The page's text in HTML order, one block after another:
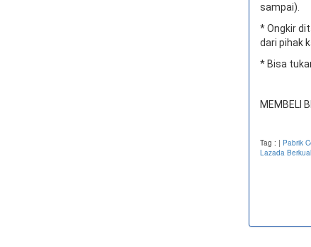
sampai).
* Ongkir
dari pihak
* Bisa
MEMBELI
Tag : | Pabrik
Lazada